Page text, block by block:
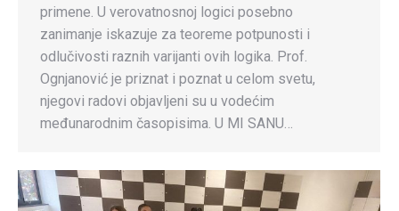
primene. U verovatnosnoj logici posebno
zanimanje iskazuje za teoreme potpunosti i
odlučivosti raznih varijanti ovih logika. Prof.
Ognjanović je priznat i poznat u celom svetu,
njegovi radovi objavljeni su u vodećim
međunarodnim časopisima. U MI SANU…